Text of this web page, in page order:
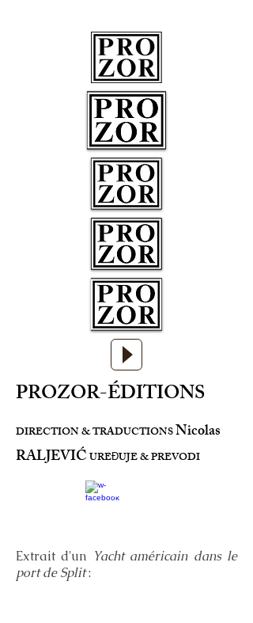
PROZOR-ÉDITIONS
DIRECTION & TRADUCTIONSNicolas
RALJEVIĆUREĐUJE & PREVODI
Extrait d'un Yacht américain dans le
port de Split: